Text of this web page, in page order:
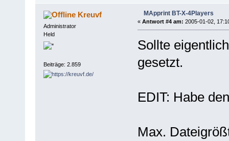
Kreuvf
Administrator
Held
Beiträge: 2.859
MApprint BT-X-4Players
« Antwort #4 am: 2005-01-02,
Sollte
gesetzt.
EDIT: Habe
Max.